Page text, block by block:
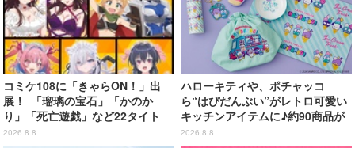
コミケ108に「きゃらON！」出
展！ 「瑠璃の宝石」「かのか
り」「死亡遊戯」など22タイト
ル・350種以上のグッズ販売
2026.8.8
ハローキティや、ポチャッコ
ら“はぴだんぶい”がレトロ可愛い
キッチンアイテムに♪約90商品が
登場【212 KITCHEN STORE】
2026.8.8